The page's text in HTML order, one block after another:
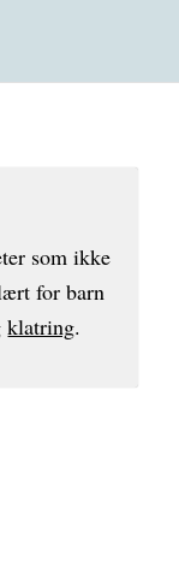
som ikke
for barn
klatring.